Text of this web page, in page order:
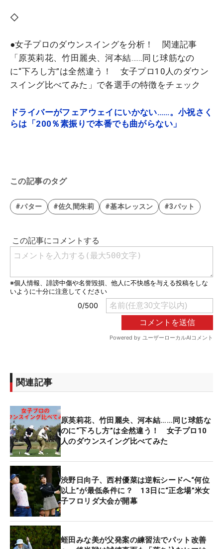
◇
●女子プロのダウンスイングを分析！ 関連記事
「原英莉花、竹田麗央、河本結……同じ球筋なの
に“下ろし方”は全然違う！ 女子プロ10人のダウン
スイング比べてみた」で各選手の特徴をチェック
ドライバーがフェアウェイにいかない……。小祝さく
らは「200％素振りで本番でも曲がらない」
この記事のタグ
#パター #佐久間朱莉 #基本レッスン #3パット
関連記事
原英莉花、竹田麗央、河本結……同じ球筋な
のに“下ろし方”は全然違う！ 女子プロ10
人のダウンスイング比べてみた
渋野日向子、西村優菜は逆転シードへ“何位
以上”が最低条件に？ 13日に“正念場”米女
子フロリダ大会が開幕
蛭田みな美が父発案の練習法でパット改善